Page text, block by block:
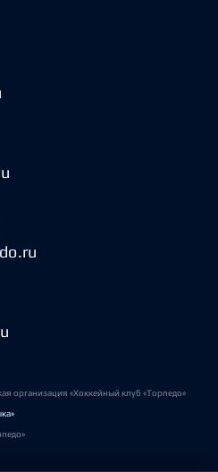
организация «Хоккейный клуб «Торпедо»